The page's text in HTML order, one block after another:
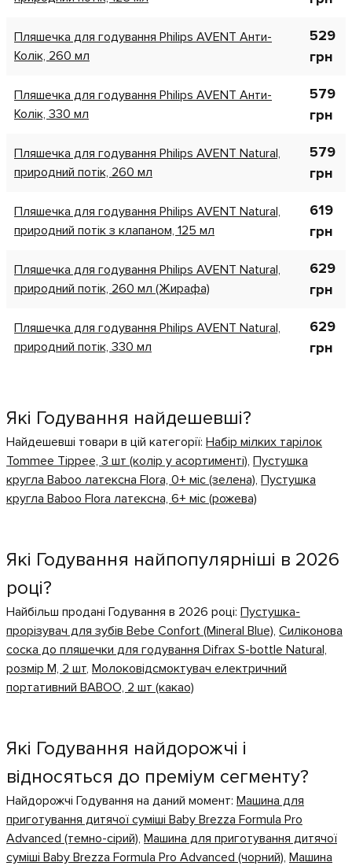
Пляшечка для годування Philips AVENT Анти-
Колік, 260 мл
529
грн
Пляшечка для годування Philips AVENT Анти-
Колік, 330 мл
579
грн
Пляшечка для годування Philips AVENT Natural,
природний потік, 260 мл
579
грн
Пляшечка для годування Philips AVENT Natural,
природний потік з клапаном, 125 мл
619
грн
Пляшечка для годування Philips AVENT Natural,
природний потік, 260 мл (Жирафа)
629
грн
Пляшечка для годування Philips AVENT Natural,
природний потік, 330 мл
629
грн
Які Годування найдешевші?
Найдешевші товари в цій категорії: Набір мілких тарілок
Tommee Tippee, 3 шт (колір у асортименті), Пустушка
кругла Baboo латексна Flora, 0+ міс (зелена), Пустушка
кругла Baboo Flora латексна, 6+ міс (рожева)
Які Годування найпопулярніші в 2026
році?
Найбільш продані Годування в 2026 році: Пустушка-
прорізувач для зубів Bebe Confort (Mineral Blue), Силіконова
соска до пляшечки для годування Difrax S-bottle Natural,
розмір M, 2 шт, Молоковідсмоктувач електричний
портативний BABOO, 2 шт (какао)
Які Годування найдорожчі і
відносяться до преміум сегменту?
Найдорожчі Годування на даний момент: Машина для
приготування дитячої суміші Baby Brezza Formula Pro
Advanced (темно-сірий), Машина для приготування дитячої
суміші Baby Brezza Formula Pro Advanced (чорний), Машина